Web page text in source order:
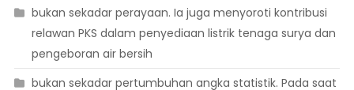
bukan sekadar perayaan. Ia juga menyoroti kontribusi
relawan PKS dalam penyediaan listrik tenaga surya dan
pengeboran air bersih
bukan sekadar pertumbuhan angka statistik. Pada saat